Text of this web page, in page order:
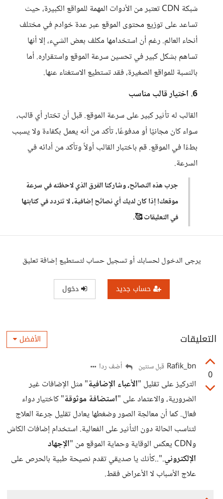
شبكة CDN تعتبر من الأدوات المهمة للمواقع الكبيرة، حيث
تساعد على توزيع محتوى الموقع عبر عدة خوادم في مختلف
أنحاء العالم. رغم أن استخدامها مكلف بعض الشيء، إلا أنها
تساهم بشكل كبير في تحسين سرعة الموقع واستقراره. أما
بالنسبة للمواقع الصغيرة، فقد تستطيع الاستغناء عنها.
6. اختيار قالب مناسب
القالب له تأثير كبير على سرعة الموقع. قبل أن تختار أي قالب،
سواء كان مجانيًا أو مدفوعًا، تأكد من أنه يعمل بكفاءة ولا يسبب
بطءًا في الموقع. قم باختبار القالب أولاً وتأكد من أدائه في
السرعة.
جرب هذه النصائح، وشاركنا الفرق الذي لاحظته في سرعة
موقعك! إذا كان لديك أي نصائح إضافية، لا تتردد في كتابتها
في التعليقات 🥰.
يرجى الدخول لحسابك أو تسجيل حساب لتستطيع إضافة تعليق
حساب جديد دخول
التعليقات الأفضل
0
Rafik_bn قبل سنتين أضف ردا
التركيز على تقليل "الأعباء الإضافية" مثل الإضافات غير
الضرورية، والاعتماد على "استضافة موثوقة" كاختيار دواء
فعال. كما أن معالجة الصور وضغطها يعادل تقليل جرعة العلاج
لتناسب الحالة دون التأثير على الفعالية. استخدام إضافات الكاش
وCDN يعكس الوقاية وحماية الموقع من "
الإجهاد
الإلكتروني."..كأنك يا صديقي تقدم نصيحة طبية بالحرص على
علاج الأسباب لا الأعراض فقط.